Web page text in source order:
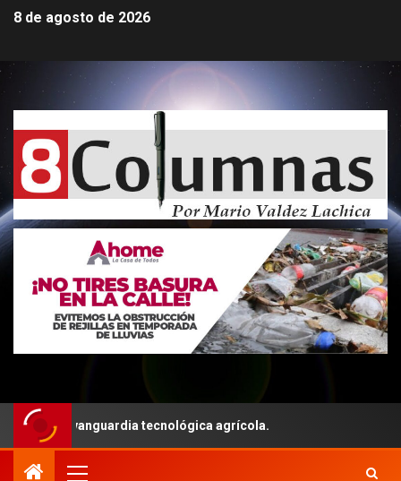
8 de agosto de 2026
con la vanguardia tecnológica agrícola.